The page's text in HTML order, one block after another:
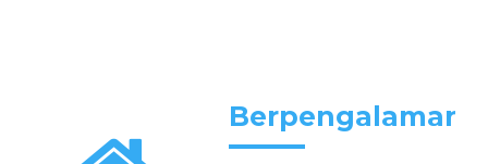
Berpengalaman